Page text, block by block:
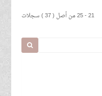
21 - 25 من أصل ( 37 ) سجلات